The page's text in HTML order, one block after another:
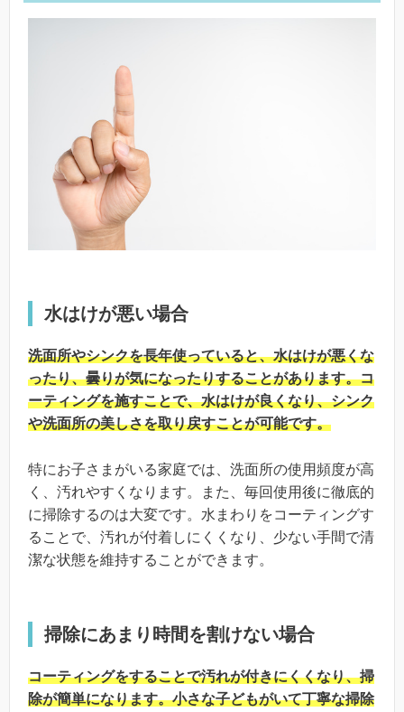
水はけが悪い場合
洗面所やシンクを長年使っていると、水はけが悪くな
ったり、曇りが気になったりすることがあります。コ
ーティングを施すことで、水はけが良くなり、シンク
や洗面所の美しさを取り戻すことが可能です。
特にお子さまがいる家庭では、洗面所の使用頻度が高
く、汚れやすくなります。また、毎回使用後に徹底的
に掃除するのは大変です。水まわりをコーティングす
ることで、汚れが付着しにくくなり、少ない手間で清
潔な状態を維持することができます。
掃除にあまり時間を割けない場合
コーティングをすることで汚れが付きにくくなり、掃
除が簡単になります。小さな子どもがいて丁寧な掃除